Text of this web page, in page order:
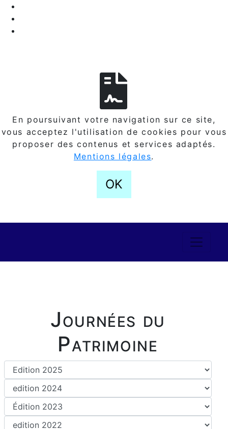
En poursuivant votre navigation sur ce site,
vous acceptez l'utilisation de cookies pour vous
proposer des contenus et services adaptés.
Mentions légales.
OK
Journées du
Patrimoine